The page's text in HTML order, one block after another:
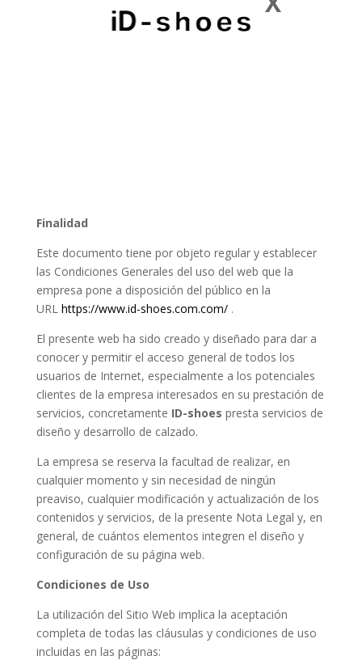
Finalidad
Este documento tiene por objeto regular y establecer
las Condiciones Generales del uso del web que la
empresa pone a disposición del público en la
URL https://www.id-shoes.com.com/.
El presente web ha sido creado y diseñado para dar a
conocer y permitir el acceso general de todos los
usuarios de Internet, especialmente a los potenciales
clientes de la empresa interesados en su prestación de
servicios, concretamente ID-shoes presta servicios de
diseño y desarrollo de calzado.
La empresa se reserva la facultad de realizar, en
cualquier momento y sin necesidad de ningún
preaviso, cualquier modificación y actualización de los
contenidos y servicios, de la presente Nota Legal y, en
general, de cuántos elementos integren el diseño y
configuración de su página web.
Condiciones de Uso
La utilización del Sitio Web implica la aceptación
completa de todas las cláusulas y condiciones de uso
incluidas en las páginas: